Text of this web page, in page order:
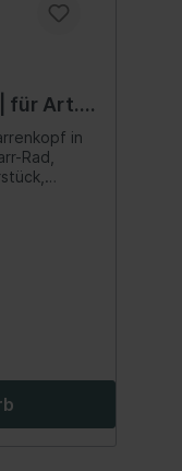
für Art.
in
Rad,